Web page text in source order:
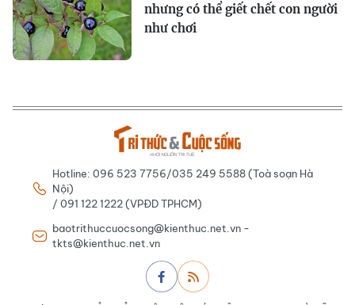
nhưng có thể giết chết con người
như chơi
Hotline: 096 523 7756/035 249 5588 (Toà soạn Hà
Nội)
/ 091 122 1222 (VPĐD TPHCM)
baotrithuccuocsong@kienthuc.net.vn -
tkts@kienthuc.net.vn